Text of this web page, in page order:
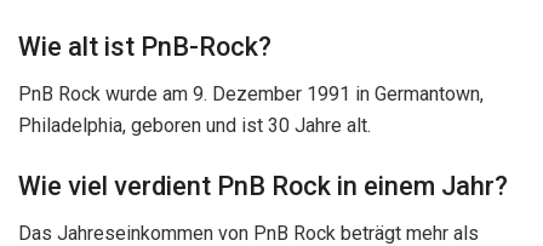
Wie alt ist PnB-Rock?
PnB Rock wurde am 9. Dezember 1991 in Germantown,
Philadelphia, geboren und ist 30 Jahre alt.
Wie viel verdient PnB Rock in einem Jahr?
Das Jahreseinkommen von PnB Rock beträgt mehr als